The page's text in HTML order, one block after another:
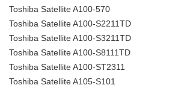
Toshiba Satellite A100-570
Toshiba Satellite A100-S2211TD
Toshiba Satellite A100-S3211TD
Toshiba Satellite A100-S8111TD
Toshiba Satellite A100-ST2311
Toshiba Satellite A105-S101